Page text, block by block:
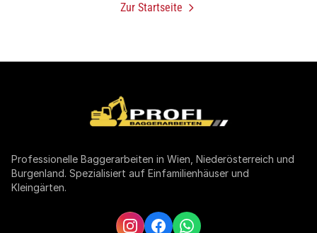
Zur Startseite
Professionelle Baggerarbeiten in Wien, Niederösterreich und
Burgenland. Spezialisiert auf Einfamilienhäuser und
Kleingärten.